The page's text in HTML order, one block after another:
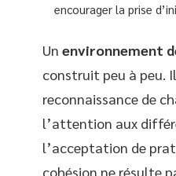
encourager la prise
Un environnement
construit peu à peu.
reconnaissance de
l’attention aux
l’acceptation de
cohésion ne résulte